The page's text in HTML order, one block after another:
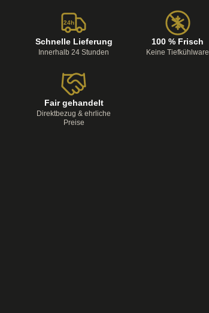
24h
Schnelle Lieferung
Innerhalb 24 Stunden
100 % Frisch
Keine Tiefkühlware
Fair gehandelt
Direktbezug & ehrliche
Preise